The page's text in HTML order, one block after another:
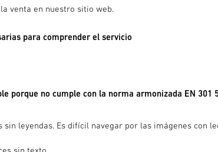
venta en nuestro sitio web.
para comprender el servicio
porque no cumple con la norma armonizada EN 301
sin leyendas. Es difícil navegar por las imágenes con
sin texto.